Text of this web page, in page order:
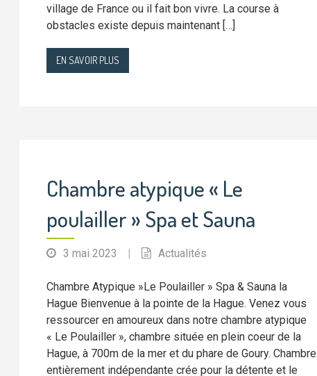
village de France ou il fait bon vivre. La course à
obstacles existe depuis maintenant […]
EN SAVOIR PLUS
Chambre atypique « Le
poulailler » Spa et Sauna
3 mai 2023 | Actualités
Chambre Atypique »Le Poulailler » Spa & Sauna la
Hague Bienvenue à la pointe de la Hague. Venez vous
ressourcer en amoureux dans notre chambre atypique
« Le Poulailler », chambre située en plein coeur de la
Hague, à 700m de la mer et du phare de Goury. Chambre
entièrement indépendante crée pour la détente et le